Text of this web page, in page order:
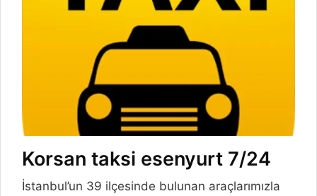
Korsan taksi esenyurt 7/24
İstanbul’un 39 ilçesinde bulunan araçlarımızla